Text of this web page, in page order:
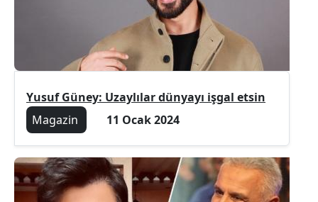
Yusuf Güney: Uzaylılar dünyayı işgal etsin
Magazin
11 Ocak 2024